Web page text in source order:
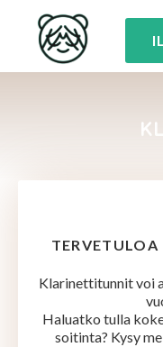
Klarinettitunnit voi
Haluatko tulla
soitinta? Kysy